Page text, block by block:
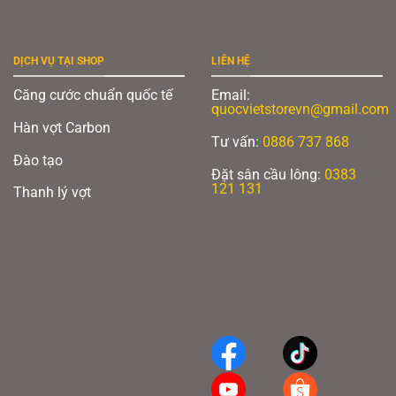
HDF Sock Absorption System
DỊCH VỤ TẠI SHOP
Căng cước chuẩn quốc tế
Hàn vợt Carbon
Đào tạo
Thanh lý vợt
LIÊN HỆ
Email:
quocvietstorevn@gmail.com
Tư vấn: 0886 737 868
Đặt sân cầu lông: 0383
121 131